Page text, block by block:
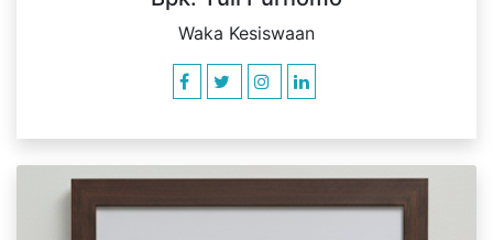
Waka Kesiswaan